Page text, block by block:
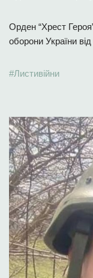
Орден “Хрест
оборони України
#Листивійни